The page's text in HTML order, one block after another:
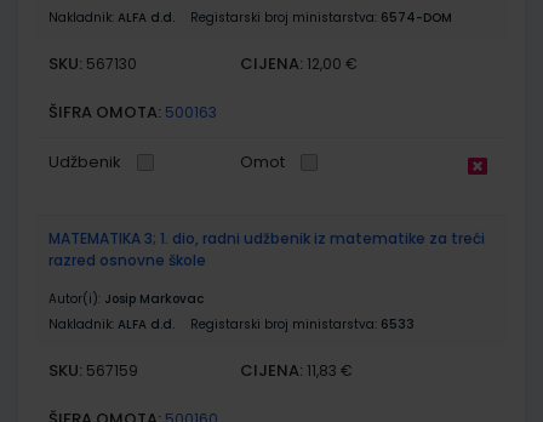
Nakladnik: ALFA d.d. Registarski broj ministarstva: 6574-DOM
SKU: 567130 CIJENA: 12,00 €
ŠIFRA OMOTA: 500163
Udžbenik Omot
MATEMATIKA 3; 1. dio, radni udžbenik iz matematike za treći
razred osnovne škole
Autor(i): Josip Markovac
Nakladnik: ALFA d.d. Registarski broj ministarstva: 6533
SKU: 567159 CIJENA: 11,83 €